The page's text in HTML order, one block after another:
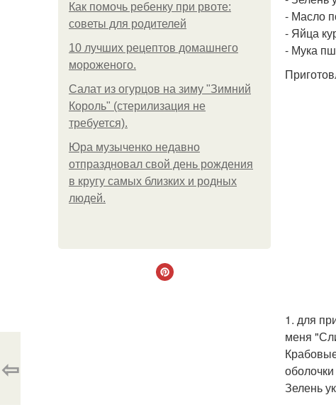
Как помочь ребенку при рвоте:
советы для родителей
10 лучших рецептов домашнего
мороженого.
Салат из огурцов на зиму "Зимний
Король" (стерилизация не
требуется).
Юра музыченко недавно
отпраздновал свой день рождения
в кругу самых близких и родных
людей.
- Масло
- Яйца
- Мука
1. для
меня
Зелень
⇦